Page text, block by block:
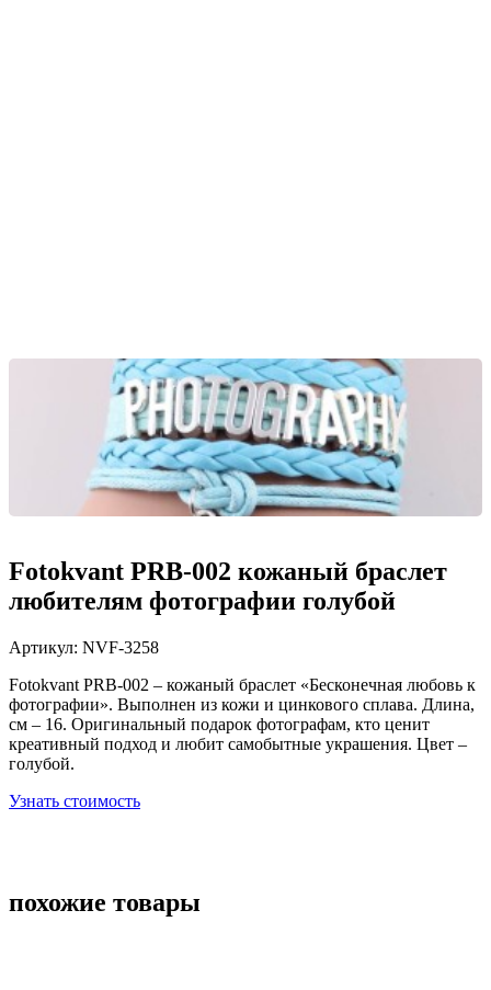
Fotokvant PRB-002 кожаный браслет
любителям фотографии голубой
Артикул: NVF-3258
Fotokvant PRB-002 – кожаный браслет «Бесконечная любовь к
фотографии». Выполнен из кожи и цинкового сплава. Длина,
см – 16. Оригинальный подарок фотографам, кто ценит
креативный подход и любит самобытные украшения. Цвет –
голубой.
Узнать стоимость
похожие товары